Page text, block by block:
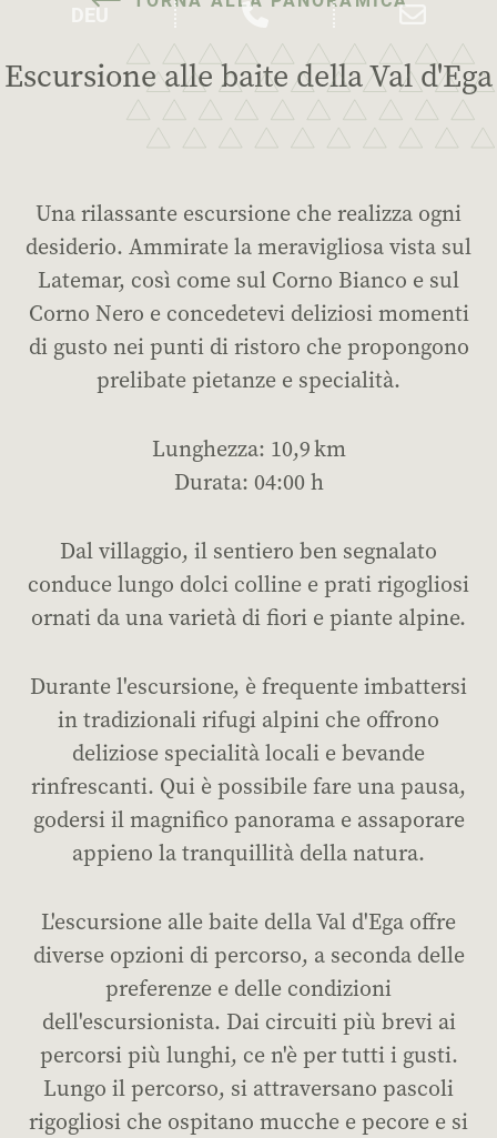
Escursione alle baite della Val d'Ega
Una rilassante escursione che realizza ogni
desiderio. Ammirate la meravigliosa vista sul
Latemar, così come sul Corno Bianco e sul
Corno Nero e concedetevi deliziosi momenti
di gusto nei punti di ristoro che propongono
prelibate pietanze e specialità.
Lunghezza: 10,9 km
Durata: 04:00 h
Dal villaggio, il sentiero ben segnalato
conduce lungo dolci colline e prati rigogliosi
ornati da una varietà di fiori e piante alpine.
Durante l'escursione, è frequente imbattersi
in tradizionali rifugi alpini che offrono
deliziose specialità locali e bevande
rinfrescanti. Qui è possibile fare una pausa,
godersi il magnifico panorama e assaporare
appieno la tranquillità della natura.
L'escursione alle baite della Val d'Ega offre
diverse opzioni di percorso, a seconda delle
preferenze e delle condizioni
dell'escursionista. Dai circuiti più brevi ai
percorsi più lunghi, ce n'è per tutti i gusti.
Lungo il percorso, si attraversano pascoli
rigogliosi che ospitano mucche e pecore e si